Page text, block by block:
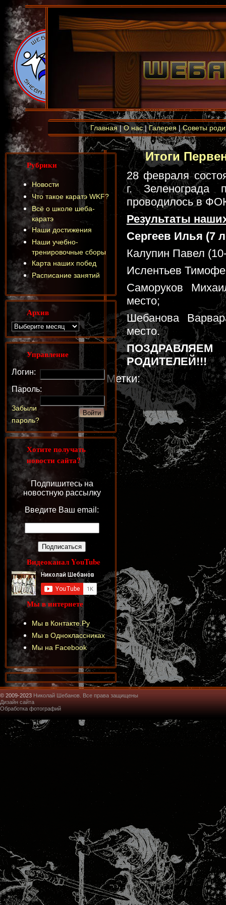
Главная|О нас|Галерея|Советы
Итоги
28 февраля
г. Зеленограда
проводилось в
Результаты
Сергеев Илья (7
Калупин Павел
Ислентьев
Саморуков
место;
Шебанова
место.
РОДИТЕЛЕЙ!!!
Метки:
Рубрики
Новости
Что такое каратэ WKF?
Всё о школе шеба-
каратэ
Наши достижения
Наши учебно-
тренировочные сборы
Карта наших побед
Расписание занятий
Архив
Управление
Логин:
Пароль:
Забыли
пароль?
Хотите получать
новости сайта?
Подпишитесь на
новостную рассылку
Введите Ваш email:
Видеоканал YouTube
Мы в интернете
Мы в Контакте.Ру
Мы в Одноклассниках
Мы на Facebook
© 2009-2023 Николай Шебанов. Все права защищены
Дизайн сайта
Обработка фотографий